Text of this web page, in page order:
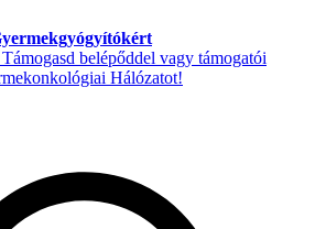
belépőddel vagy támogatói
Hálózatot!